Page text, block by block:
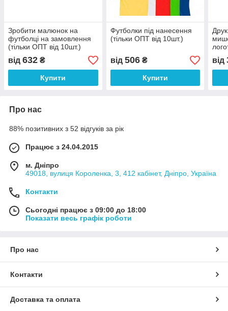
Зробити малюнок на
футболці на замовлення
(тільки ОПТ від 10шт.)
від 632 ₴
Купити
Футболки під нанесення
(тільки ОПТ від 10шт.)
від 506₴
Купити
від
Про нас
88% позитивних з 52 відгуків за рік
Працює з 24.04.2015
м. Дніпро
49018, вулиця Короленка, 3, 412 кабінет, Дніпро, Україна
Контакти
Сьогодні працює з 09:00 до 18:00
Показати весь графік роботи
Про нас
Контакти
Доставка та оплата